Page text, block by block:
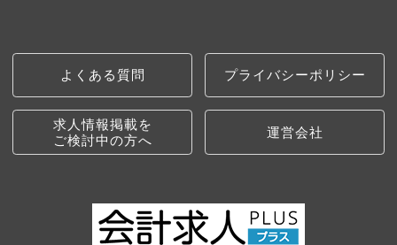
よくある質問 プライバシーポリシー
求人情報掲載を
ご検討中の方へ
運営会社